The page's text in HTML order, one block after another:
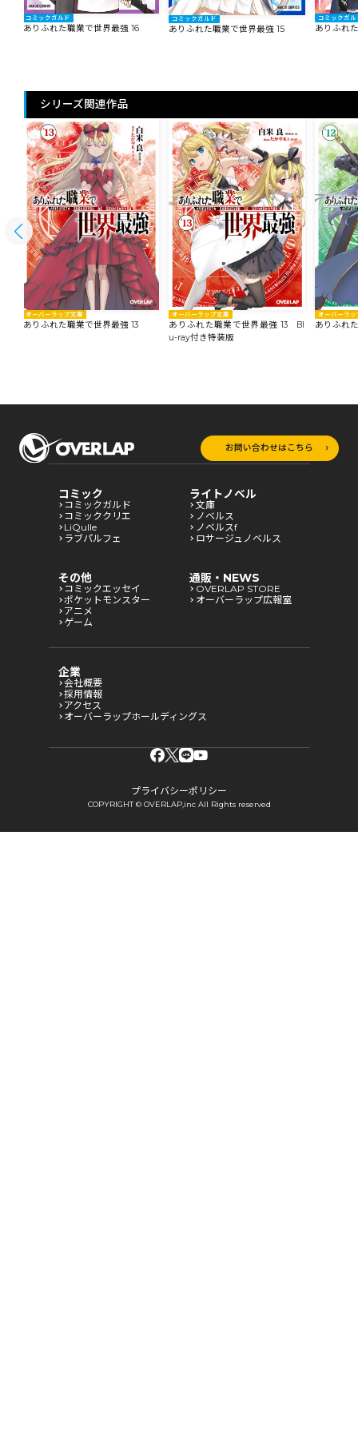
コミックガルド
ありふれた職業で世界最強 16
コミックガルド
ありふれた職業で世界最強 15
コミックガル
ありふれ
シリーズ関連作品
オーバーラップ文庫
ありふれた職業で世界最強 13
オーバーラップ文庫
ありふれた職業で世界最強 13 Bl
u-ray付き特装版
オーバーラッ
ありふれ
お問い合わせはこちら
コミック
コミックガルド
コミッククリエ
LiQulle
ラブパルフェ
ライトノベル
文庫
ノベルス
ノベルスf
ロサージュノベルス
その他
コミックエッセイ
ポケットモンスター
アニメ
ゲーム
通販・NEWS
OVERLAP STORE
オーバーラップ広報室
企業
会社概要
採用情報
アクセス
オーバーラップホールディングス
プライバシーポリシー
COPYRIGHT © OVERLAP,inc All Rights reserved